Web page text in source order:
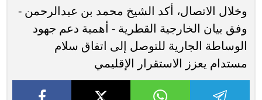
وخلال الاتصال، أكد الشيخ محمد بن عبدالرحمن -
وفق بيان الخارجية القطرية - أهمية دعم جهود
الوساطة الجارية للتوصل إلى اتفاق سلام
مستدام يعزز الاستقرار الإقليمي